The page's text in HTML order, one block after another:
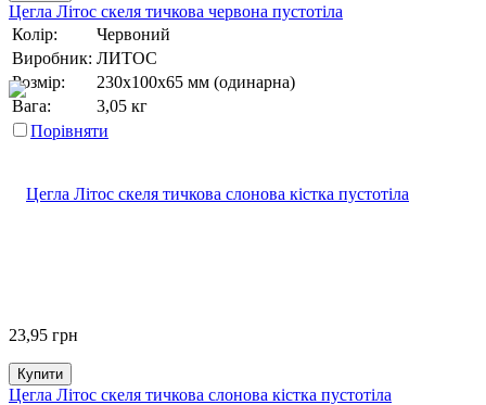
Цегла Літос скеля тичкова червона пустотіла
Колір:
Червоний
Виробник: ЛИТОС
Розмір:
230х100х65 мм (одинарна)
Вага:
3,05 кг
Порівняти
23,95 грн
Купити
Цегла Літос скеля тичкова слонова кістка пустотіла